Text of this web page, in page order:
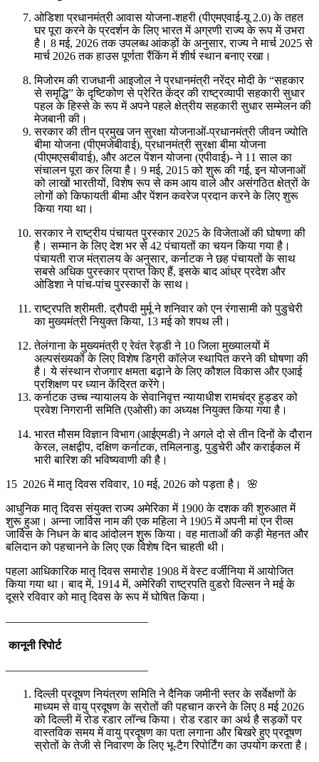
ओडिशा प्रधानमंत्री आवास योजना-शहरी (पीएमएवाई-यू 2.0) के तहत
घर पूरा करने के प्रदर्शन के लिए भारत में अग्रणी राज्य के रूप में उभरा
है। 8 मई, 2026 तक उपलब्ध आंकड़ों के अनुसार, राज्य ने मार्च 2025 से
मार्च 2026 तक हाउस पूर्णता रैंकिंग में शीर्ष स्थान बनाए रखा।
मिजोरम की राजधानी आइजोल ने प्रधानमंत्री नरेंद्र मोदी के “सहकार
से समृद्धि” के दृष्टिकोण से प्रेरित केंद्र की राष्ट्रव्यापी सहकारी सुधार
पहल के हिस्से के रूप में अपने पहले क्षेत्रीय सहकारी सुधार सम्मेलन की
मेजबानी की।
सरकार की तीन प्रमुख जन सुरक्षा योजनाओं-प्रधानमंत्री जीवन ज्योति
बीमा योजना (पीएमजेबीवाई), प्रधानमंत्री सुरक्षा बीमा योजना
(पीएमएसबीवाई), और अटल पेंशन योजना (एपीवाई)- ने 11 साल का
संचालन पूरा कर लिया है। 9 मई, 2015 को शुरू की गई, इन योजनाओं
को लाखों भारतीयों, विशेष रूप से कम आय वाले और असंगठित क्षेत्रों के
लोगों को किफायती बीमा और पेंशन कवरेज प्रदान करने के लिए शुरू
किया गया था।
सरकार ने राष्ट्रीय पंचायत पुरस्कार 2025 के विजेताओं की घोषणा की
है। सम्मान के लिए देश भर से 42 पंचायतों का चयन किया गया है।
पंचायती राज मंत्रालय के अनुसार, कर्नाटक ने छह पंचायतों के साथ
सबसे अधिक पुरस्कार प्राप्त किए हैं, इसके बाद आंध्र प्रदेश और
ओडिशा ने पांच-पांच पुरस्कारों के साथ।
राष्ट्रपति श्रीमती. द्रौपदी मुर्मू ने शनिवार को एन रंगासामी को पुडुचेरी
का मुख्यमंत्री नियुक्त किया, 13 मई को शपथ ली।
तेलंगाना के मुख्यमंत्री ए रेवंत रेड्डी ने 10 जिला मुख्यालयों में
अल्पसंख्यकों के लिए विशेष डिग्री कॉलेज स्थापित करने की घोषणा की
है। ये संस्थान रोजगार क्षमता बढ़ाने के लिए कौशल विकास और एआई
प्रशिक्षण पर ध्यान केंद्रित करेंगे।
कर्नाटक उच्च न्यायालय के सेवानिवृत्त न्यायाधीश रामचंद्र हुड्डर को
प्रवेश निगरानी समिति (एओसी) का अध्यक्ष नियुक्त किया गया है।
भारत मौसम विज्ञान विभाग (आईएमडी) ने अगले दो से तीन दिनों के दौरान
केरल, लक्षद्वीप, दक्षिण कर्नाटक, तमिलनाडु, पुडुचेरी और कराईकल में
भारी बारिश की भविष्यवाणी की है।
15 2026 में मातृ दिवस रविवार, 10 मई, 2026 को पड़ता है। 🌸
आधुनिक मातृ दिवस संयुक्त राज्य अमेरिका में 1900 के दशक की शुरुआत में
शुरू हुआ। अन्ना जार्विस नाम की एक महिला ने 1905 में अपनी मां एन रीव्स
जार्विस के निधन के बाद आंदोलन शुरू किया। वह माताओं की कड़ी मेहनत और
बलिदान को पहचानने के लिए एक विशेष दिन चाहती थी।
पहला आधिकारिक मातृ दिवस समारोह 1908 में वेस्ट वर्जीनिया में आयोजित
किया गया था। बाद में, 1914 में, अमेरिकी राष्ट्रपति वुडरो विल्सन ने मई के
दूसरे रविवार को मातृ दिवस के रूप में घोषित किया।
————————————–
कानूनी रिपोर्ट
————————————–
दिल्ली प्रदूषण नियंत्रण समिति ने दैनिक जमीनी स्तर के सर्वेक्षणों के
माध्यम से वायु प्रदूषण के स्रोतों की पहचान करने के लिए 8 मई 2026
को दिल्ली में रोड रडार लॉन्च किया। रोड रडार का अर्थ है सड़कों पर
वास्तविक समय में वायु प्रदूषण का पता लगाना और बिखरे हुए प्रदूषण
स्रोतों के तेजी से निवारण के लिए भू-टैग रिपोर्टिंग का उपयोग करता है।